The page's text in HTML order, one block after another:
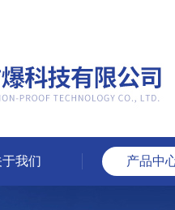
于我们 产品中